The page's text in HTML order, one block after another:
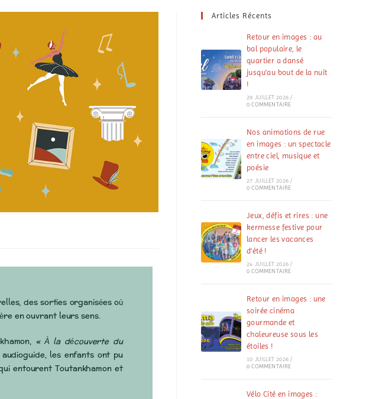
des sorties organisées où
en ouvrant leurs sens.
« À la découverte du
les enfants ont pu
entourent Toutankhamon et
Articles Récents
Retour en images : au
bal populaire, le
quartier a dansé
jusqu’au bout de la nuit
!
29 JUILLET 2026 /
0 COMMENTAIRE
Nos animations de rue
en images : un spectacle
entre ciel, musique et
poésie
27 JUILLET 2026 /
0 COMMENTAIRE
Jeux, défis et rires : une
kermesse festive pour
lancer les vacances
d’été !
24 JUILLET 2026 /
0 COMMENTAIRE
Retour en images : une
soirée cinéma
gourmande et
chaleureuse sous les
étoiles !
10 JUILLET 2026 /
0 COMMENTAIRE
Vélo Cité en images :